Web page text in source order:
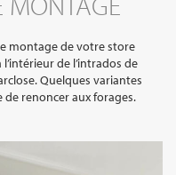
montage de votre store
de l’intrados de
Quelques variantes
renoncer aux forages.